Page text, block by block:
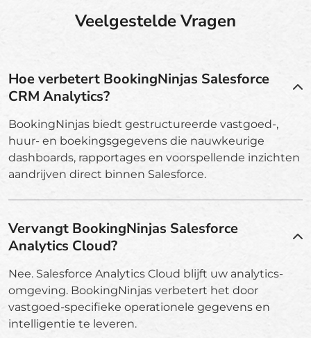
Veelgestelde Vragen
Hoe verbetert BookingNinjas Salesforce
CRM Analytics?
BookingNinjas biedt gestructureerde vastgoed-,
huur- en boekingsgegevens die nauwkeurige
dashboards, rapportages en voorspellende inzichten
aandrijven direct binnen Salesforce.
Vervangt BookingNinjas Salesforce
Analytics Cloud?
Nee. Salesforce Analytics Cloud blijft uw analytics-
omgeving. BookingNinjas verbetert het door
vastgoed-specifieke operationele gegevens en
intelligentie te leveren.